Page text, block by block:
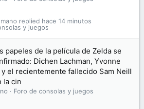
y juegos
hace 14 minutos
papeles de la película de Zelda se
Dichen Lachman, Yvonne
el recientemente fallecido Sam Neill
la cin
Foro de consolas y juegos